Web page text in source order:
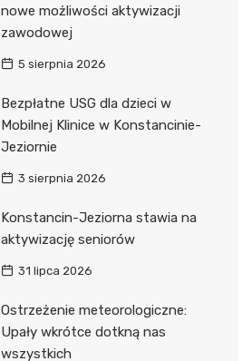
nowe możliwości aktywizacji
zawodowej
5 sierpnia 2026
Bezpłatne USG dla dzieci w
Mobilnej Klinice w Konstancinie-
Jeziornie
3 sierpnia 2026
Konstancin-Jeziorna stawia na
aktywizację seniorów
31 lipca 2026
Ostrzeżenie meteorologiczne:
Upały wkrótce dotkną nas
wszystkich